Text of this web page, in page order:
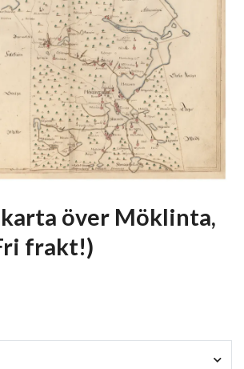
över Möklinta,
frakt!)